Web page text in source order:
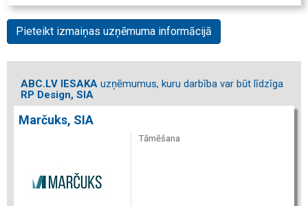
Pieteikt izmaiņas uzņēmuma informācijā
ABC.LV IESAKA uzņēmumus, kuru darbība var būt līdzīga
RP Design, SIA
Marčuks, SIA
Tāmēšana